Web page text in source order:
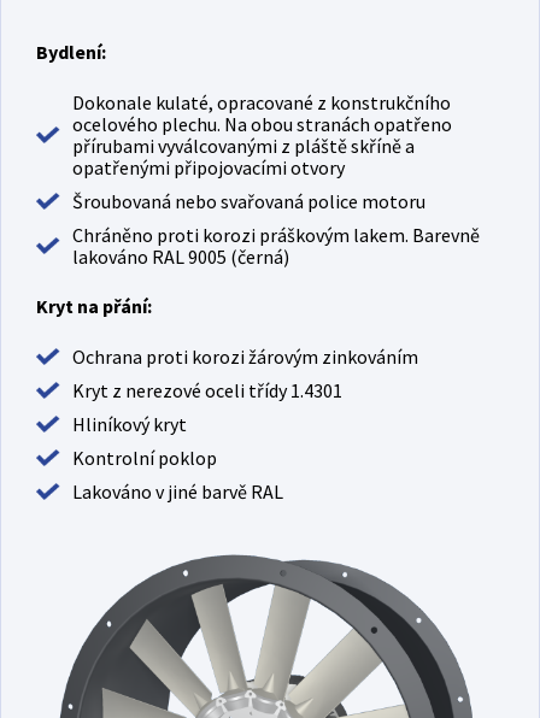
Bydlení:
Dokonale kulaté, opracované z konstrukčního
ocelového plechu. Na obou stranách opatřeno
přírubami vyválcovanými z pláště skříně a
opatřenými připojovacími otvory
Šroubovaná nebo svařovaná police motoru
Chráněno proti korozi práškovým lakem. Barevně
lakováno RAL 9005 (černá)
Kryt na přání:
Ochrana proti korozi žárovým zinkováním
Kryt z nerezové oceli třídy 1.4301
Hliníkový kryt
Kontrolní poklop
Lakováno v jiné barvě RAL